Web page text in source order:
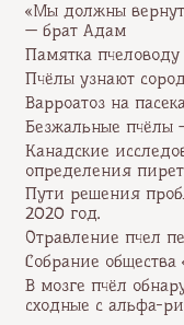
«Мы должны
— брат Адам
Памятка пчеловоду
Пчёлы узнают
Варроатоз на
Безжальные пчёлы
Канадские
определения
Пути решения
2020 год.
Отравление пчел
Собрание
В мозге пчёл
сходные с альфа-